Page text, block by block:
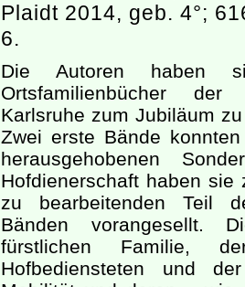
Plaidt 2014, geb. 4°;
6.
Die Autoren haben
Ortsfamilienbücher
Karlsruhe zum Jubiläum
Zwei erste Bände
herausgehobenen
Hofdienerschaft haben sie
zu bearbeitenden Teil
Bänden vorangesellt.
fürstlichen Familie,
Hofbediensteten und